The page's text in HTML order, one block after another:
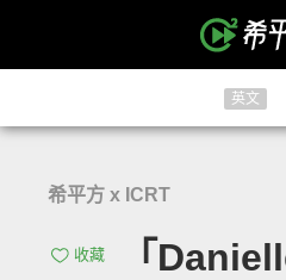
英文
希平方 x ICRT
收藏
「